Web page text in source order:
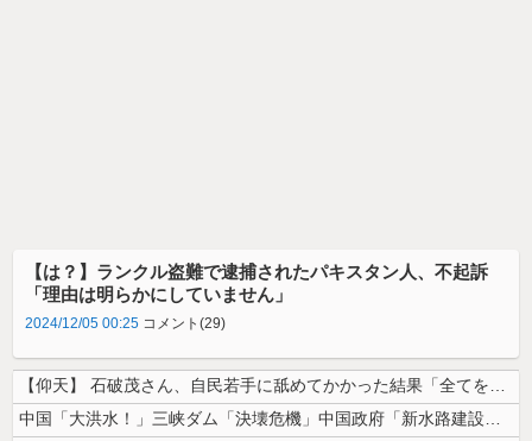
【は？】ランクル盗難で逮捕されたパキスタン人、不起訴
「理由は明らかにしていません」
2024/12/05 00:25 コメント(29)
【仰天】 石破茂さん、自民若手に舐めてかかった結果「全てを失うｗｗｗｗ...
中国「大洪水！」三峡ダム「決壊危機」中国政府「新水路建設！（三峡新水路...